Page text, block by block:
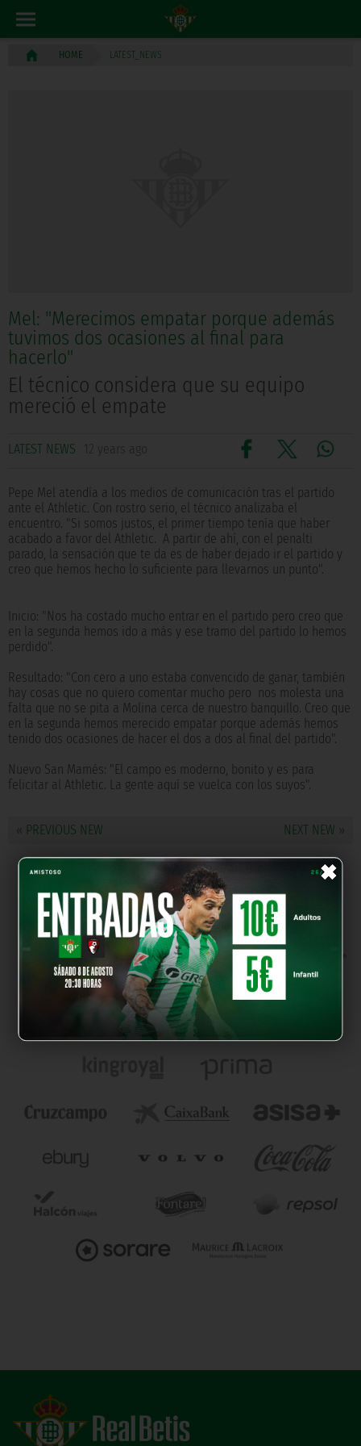
×
HOME LATEST_NEWS
Mel: "Merecimos empatar porque además
tuvimos dos ocasiones al final para
hacerlo"
El técnico considera que su equipo
mereció el empate
LATEST NEWS 12 years ago
Pepe Mel atendía a los medios de comunicación tras el partido
ante el Athletic. Con rostro serio, el técnico analizaba el
encuentro. "Si somos justos, el primer tiempo tenía que haber
acabado a favor del Athletic. A partir de ahí, con el penalti
parado, la sensación que te da es de haber dejado ir el partido y
creo que hemos hecho lo suficiente para llevarnos un punto".
Inicio: "Nos ha costado mucho entrar en el partido pero creo que
en la segunda hemos ido a más y ese tramo del partido lo hemos
perdido".
Resultado: "Con cero a uno estaba convencido de ganar, también
hay cosas que no quiero comentar mucho pero nos molesta una
falta que no se pita a Molina cerca de nuestro banquillo. Creo que
en la segunda hemos merecido empatar porque además hemos
tenido dos ocasiones de hacer el dos a dos al final del partido".
Nuevo San Mamés: "El campo es moderno, bonito y es para
felicitar al Athletic. La gente aquí se vuelca con los suyos".
« PREVIOUS NEW NEXT NEW »
OUR PARTNERS